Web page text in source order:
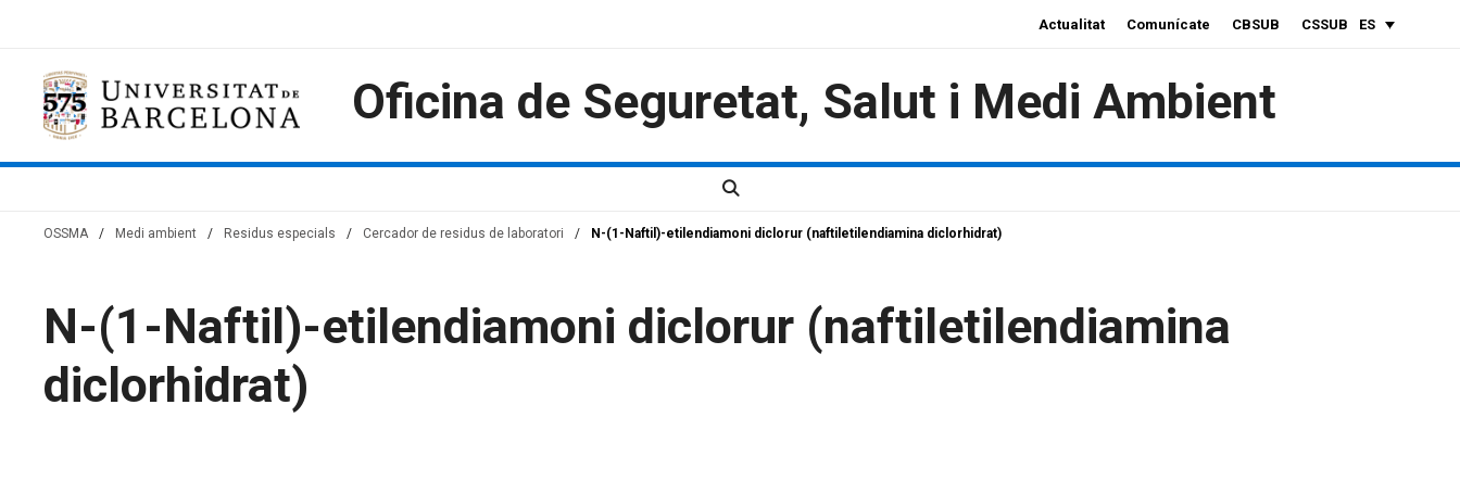
ES
Actualitat Comunícate CBSUB CSSUB
Oficina de Seguretat, Salut i Medi Ambient
OSSMA / Medi ambient / Residus especials / Cercador de residus de laboratori / N-(1-Naftil)-etilendiamoni diclorur (naftiletilendiamina diclorhidrat)
N-(1-Naftil)-etilendiamoni diclorur (naftiletilendiamina
diclorhidrat)